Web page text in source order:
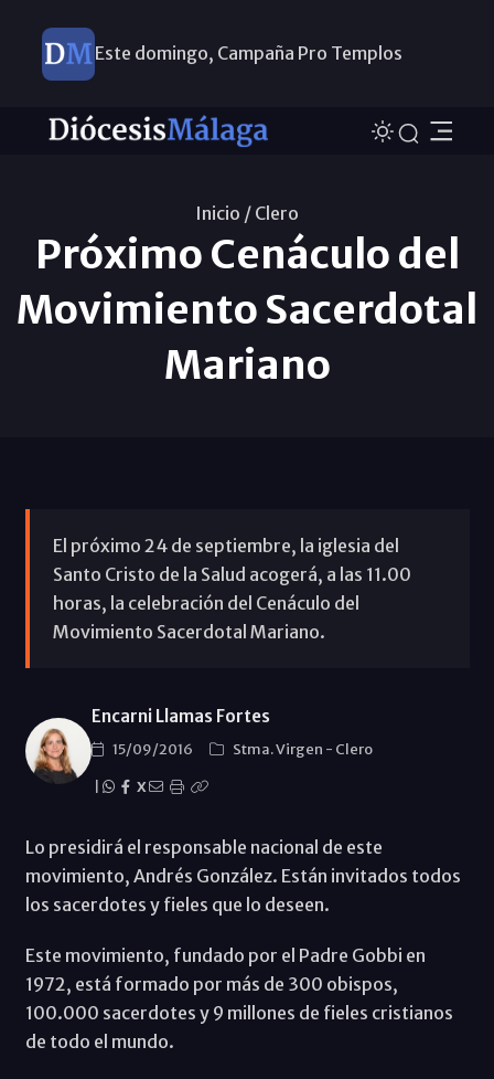
Este domingo, Campaña Pro Templos
Inicio / Clero
Próximo Cenáculo del
Movimiento Sacerdotal
Mariano
El próximo 24 de septiembre, la iglesia del
Santo Cristo de la Salud acogerá, a las 11.00
horas, la celebración del Cenáculo del
Movimiento Sacerdotal Mariano.
Encarni Llamas Fortes
15/09/2016 Stma. Virgen - Clero
X
Lo presidirá el responsable nacional de este
movimiento, Andrés González. Están invitados todos
los sacerdotes y fieles que lo deseen.
Este movimiento, fundado por el Padre Gobbi en
1972, está formado por más de 300 obispos,
100.000 sacerdotes y 9 millones de fieles cristianos
de todo el mundo.